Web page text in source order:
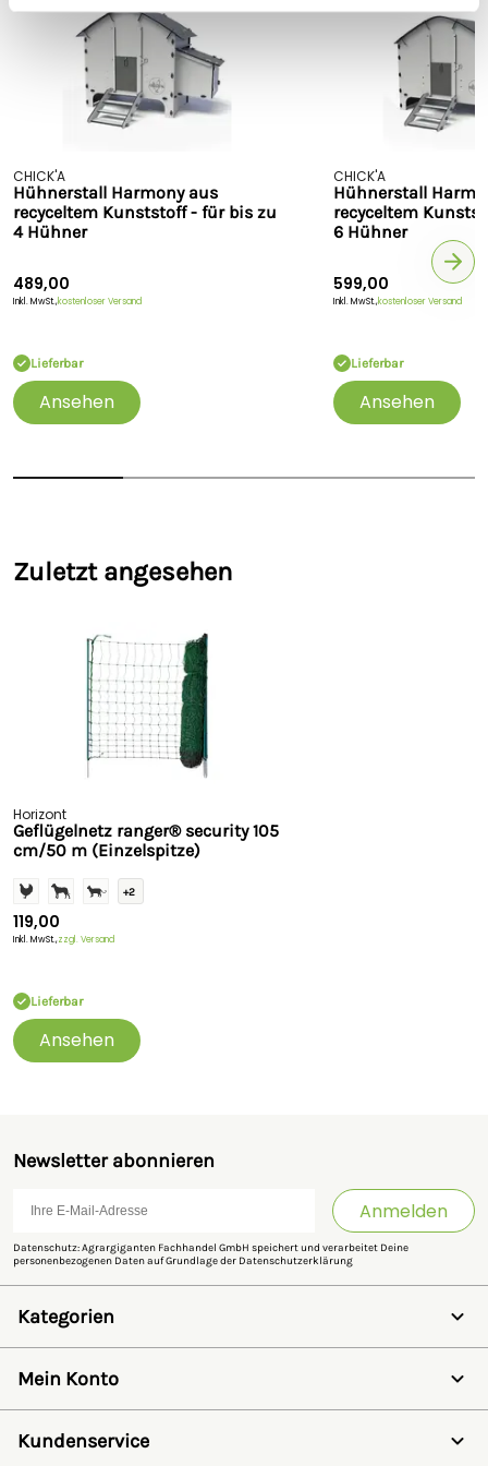
Leicht in den Boden einzusetzen
Hochwertige Pfähle für hohe Standfestigkeit
Sicherheitshinweise
34497 Korbach, Deutschland,
animalcare@horizont.com
CHICK'A
Hühnerstall Harmony aus
recyceltem Kunststoff - für bis zu
4 Hühner
489,00
Inkl. MwSt.,kostenloser Versand
Lieferbar
Ansehen
CHICK'A
Hühnerstall
recyceltem
6 Hühner
599,00
Inkl. MwSt.,kostenloser Versand
Lieferbar
Ansehen
Zuletzt angesehen
Horizont
Geflügelnetz ranger® security 105
cm/50 m (Einzelspitze)
+2
119,00
Inkl. MwSt.,zzgl. Versand
Lieferbar
Ansehen
Newsletter abonnieren
Anmelden
Datenschutz: Agrargiganten Fachhandel GmbH speichert und verarbeitet Deine
personenbezogenen Daten auf Grundlage der Datenschutzerklärung
Kategorien
Schermaschinen
Futter- & Tränkesysteme
Haus, Hof & Stall
SALE
Mein Konto
Registrieren
Wunschzettel
Kundenservice